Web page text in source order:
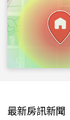
最新房訊新聞